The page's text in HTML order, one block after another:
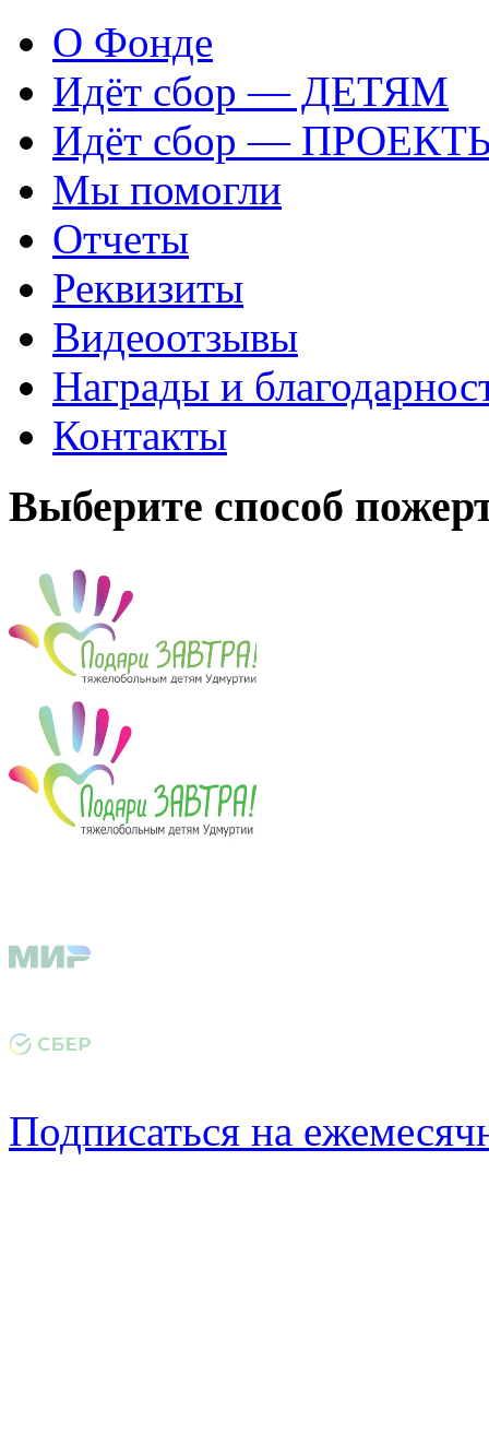
О Фонде
Идёт сбор — ДЕТЯМ
Идёт сбор —
Мы помогли
Отчеты
Реквизиты
Видеоотзывы
Награды и
Контакты
Выберите способ
Подписаться на